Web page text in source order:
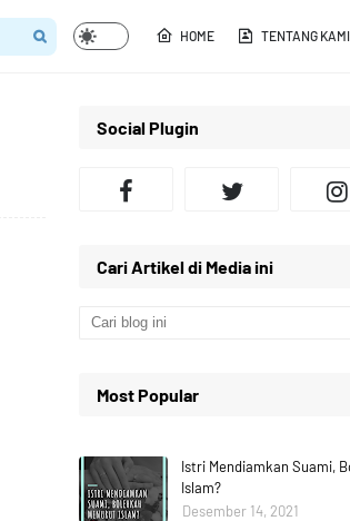
HOME TENTANG KAMI
Social Plugin
Cari Artikel di Media ini
Most Popular
Istri Mendiamkan Suami,
Islam?
Desember 14, 2021